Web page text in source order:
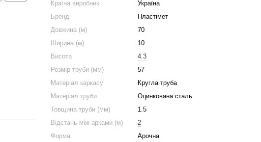
Країна виробник
Україна
Бренд
Пластімет
Довжина (м)
70
Ширина (м)
10
Висота
4.3
Розмір труби (мм)
57
Матеріал каркасу
Кругла труба
Матеріал труби
Оцинкована сталь
Товщина труби (мм)
1.5
Відстань між арками (м)
2
Форма
Арочна